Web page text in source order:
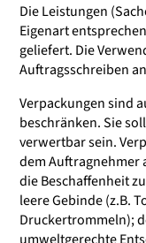
Die Leistungen
Eigenart
geliefert. Die
Auftragsschreiben
Verpackungen sind
beschränken. Sie
verwertbar sein.
dem Auftragnehmer
die Beschaffenheit
leere Gebinde (z.B.
Druckertrommeln);